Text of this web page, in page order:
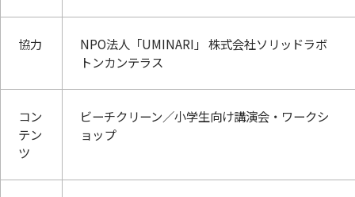
協力
NPO法人「UMINARI」 株式会社ソリッドラボ
トンカンテラス
コン
テン
ツ
ビーチクリーン／小学生向け講演会・ワークシ
ョップ